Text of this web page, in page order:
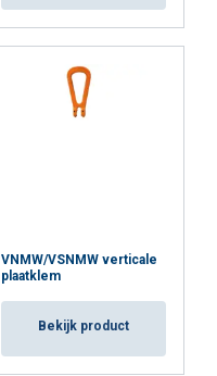
VNMW/VSNMW verticale
plaatklem
Bekijk product